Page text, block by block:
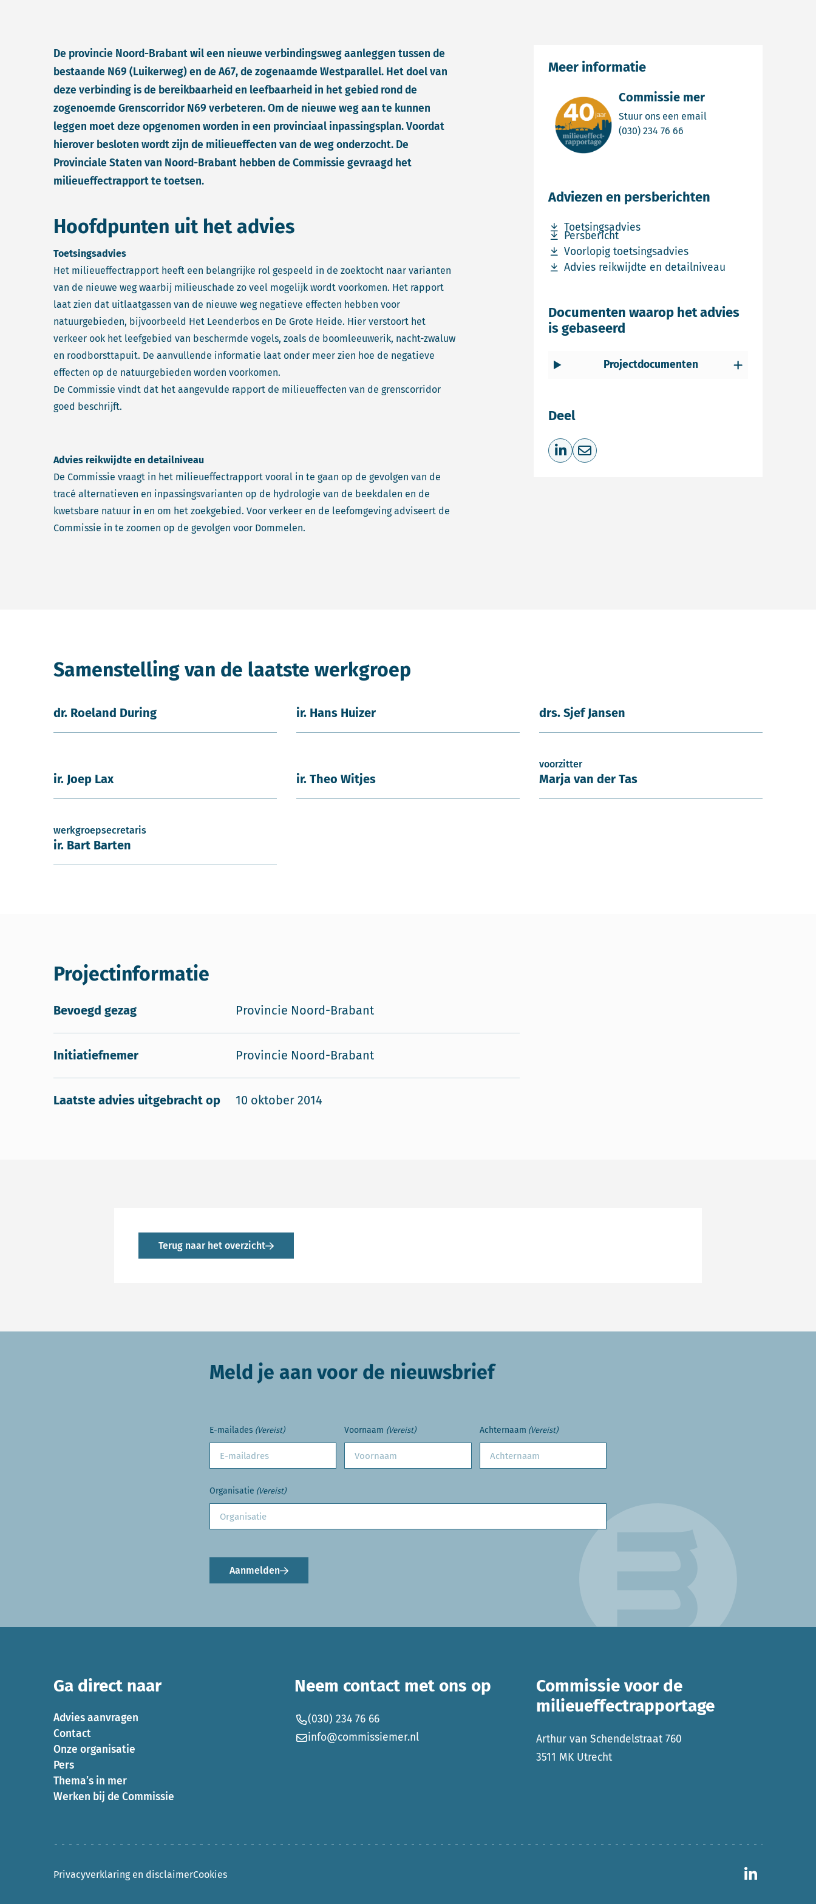
De provincie Noord-Brabant wil een nieuwe verbindingsweg aanleggen tussen de
bestaande N69 (Luikerweg) en de A67, de zogenaamde Westparallel. Het doel van
deze verbinding is de bereikbaarheid en leefbaarheid in het gebied rond de
zogenoemde Grenscorridor N69 verbeteren. Om de nieuwe weg aan te kunnen
leggen moet deze opgenomen worden in een provinciaal inpassingsplan. Voordat
hierover besloten wordt zijn de milieueffecten van de weg onderzocht. De
Provinciale Staten van Noord-Brabant hebben de Commissie gevraagd het
milieueffectrapport te toetsen.
Hoofdpunten uit het advies
Toetsingsadvies
Het milieueffectrapport heeft een belangrijke rol gespeeld in de zoektocht naar varianten
van de nieuwe weg waarbij milieuschade zo veel mogelijk wordt voorkomen. Het rapport
laat zien dat uitlaatgassen van de nieuwe weg negatieve effecten hebben voor
natuurgebieden, bijvoorbeeld Het Leenderbos en De Grote Heide. Hier verstoort het
verkeer ook het leefgebied van beschermde vogels, zoals de boomleeuwerik, nacht-zwaluw
en roodborsttapuit. De aanvullende informatie laat onder meer zien hoe de negatieve
effecten op de natuurgebieden worden voorkomen.
De Commissie vindt dat het aangevulde rapport de milieueffecten van de grenscorridor
goed beschrijft.
Advies reikwijdte en detailniveau
De Commissie vraagt in het milieueffectrapport vooral in te gaan op de gevolgen van de
tracé alternatieven en inpassingsvarianten op de hydrologie van de beekdalen en de
kwetsbare natuur in en om het zoekgebied. Voor verkeer en de leefomgeving adviseert de
Commissie in te zoomen op de gevolgen voor Dommelen.
Commissie mer
Stuur ons een email
(030) 234 76 66
Meer informatie
Adviezen en persberichten
Toetsingsadvies
Download bestand Toetsingsadvies
Persbericht
Download bestand Persbericht
Voorlopig toetsingsadvies
Download bestand Voorlopig toetsingsadvies
Advies reikwijdte en detailniveau
Download bestand Advies reikwijdte en detailniveau
Documenten waarop het advies
is gebaseerd
Projectdocumenten
Deel
Deel op LinkedIn
Deel via e-mail
Samenstelling van de laatste werkgroep
dr. Roeland During ir. Hans Huizer drs. Sjef Jansen
ir. Joep Lax ir. Theo Witjes
voorzitter
Marja van der Tas
werkgroepsecretaris
ir. Bart Barten
Projectinformatie
Bevoegd gezag Provincie Noord-Brabant
Initiatiefnemer Provincie Noord-Brabant
Laatste advies uitgebracht op 10 oktober 2014
Terug naar het overzicht
Meld je aan voor de nieuwsbrief
E-mailades (Vereist) Voornaam (Vereist) Achternaam (Vereist)
Organisatie (Vereist)
Aanmelden
Ga direct naar
Advies aanvragen
Contact
Onze organisatie
Pers
Thema’s in mer
Werken bij de Commissie
Neem contact met ons op
(030) 234 76 66
info@commissiemer.nl
Commissie voor de
milieueffectrapportage
Arthur van Schendelstraat 760
3511 MK Utrecht
Privacyverklaring en disclaimerCookies Ga naar